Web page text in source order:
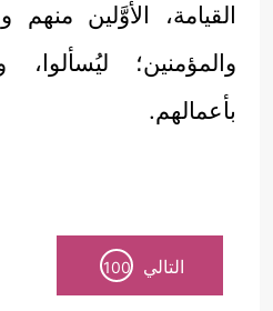
القيامة، الأوَّلين منهم
والمؤمنين؛
بأعمالهم.
التالي 100